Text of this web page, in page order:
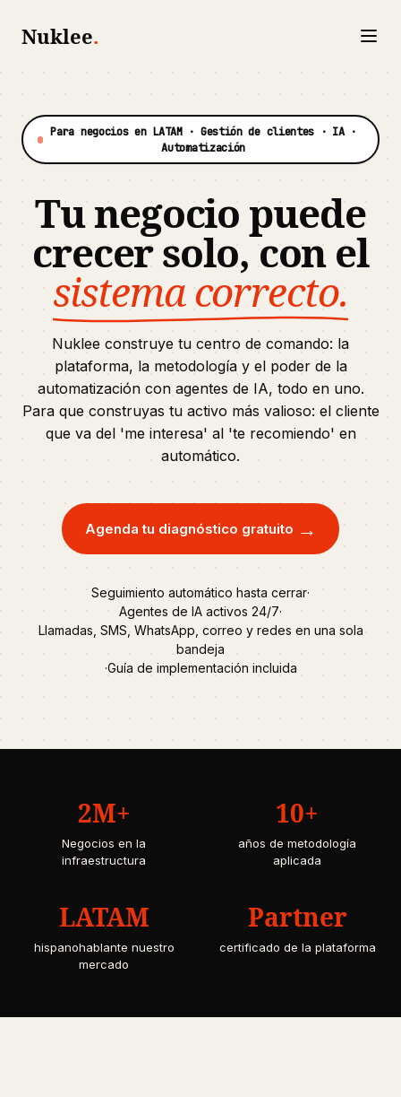
Nuklee.
Para negocios en LATAM · Gestión de clientes · IA ·
Automatización
Tu negocio puede
crecer solo,con el
sistema correcto.
Nuklee construye tu centro de comando: la
plataforma, la metodología y el poder de la
automatización con agentes de IA, todo en uno.
Para que construyas tu activo más valioso: el cliente
que va del 'me interesa' al 'te recomiendo' en
automático.
Agenda tu diagnóstico gratuito →
Seguimiento automático hasta cerrar·
Agentes de IA activos 24/7·
Llamadas, SMS, WhatsApp, correo y redes en una sola
bandeja
·Guía de implementación incluida
2M+
Negocios en la
infraestructura
10+
años de metodología
aplicada
LATAM
hispanohablante nuestro
mercado
Partner
certificado de la plataforma